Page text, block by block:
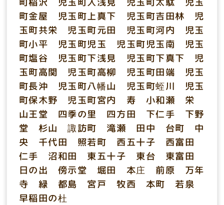
町金屋 児玉町上真下 児玉町吉田林 児
玉町共栄 児玉町元田 児玉町河内 児玉
町小平 児玉町児玉 児玉町児玉南 児玉
町塩谷 児玉町下浅見 児玉町下真下 児
玉町高関 児玉町高柳 児玉町田端 児玉
町長沖 児玉町八幡山 児玉町蛭川 児玉
町保木野 児玉町宮内 寿 小和瀬 栄
山王堂 四季の里 四方田 下仁手 下野
堂 杉山 諏訪町 滝瀬 田中 台町 中
央 千代田 照若町 西五十子 西富田
仁手 沼和田 東五十子 東台 東富田
日の出 傍示堂 堀田 本庄 前原 万年
寺 緑 都島 宮戸 牧西 本町 若泉
早稲田の杜